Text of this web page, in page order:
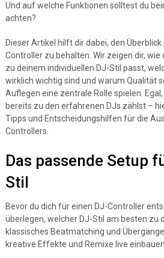
Und auf welche Funktionen solltest du
achten?
Dieser Artikel hilft dir dabei, den
Controller zu behalten. Wir zeigen dir, wie
zu deinem individuellen DJ-Stil passt,
wirklich wichtig sind und warum Qualität
Auflegen eine zentrale Rolle spielen.
bereits zu den erfahrenen DJs zählst –
Tipps und Entscheidungshilfen für die
Controllers.
Das passende Setup
Stil
Bevor du dich für einen DJ-Controller
überlegen, welcher DJ-Stil am besten zu
klassisches Beatmatching und
kreative Effekte und Remixe live